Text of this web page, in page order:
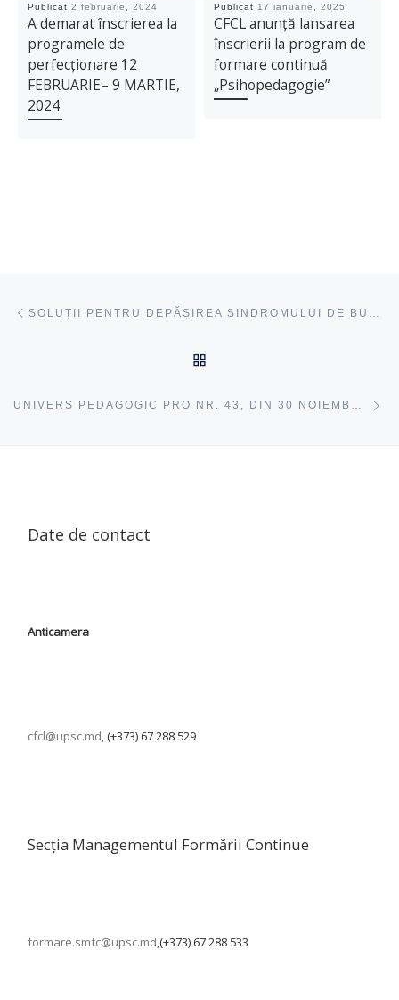
Publicat2 februarie, 2024
A demarat înscrierea la
programele de
perfecționare 12
FEBRUARIE– 9 MARTIE,
2024
Publicat 17 ianuarie, 2025
CFCL anunță lansarea
înscrierii la program de
formare continuă
„Psihopedagogie”
UNIVERS PEDAGOGIC PRO NR. 43, DIN 30 NOIEMBRIE, 2023,
Date de contact
Anticamera
cfcl@upsc.md, (+373) 67 288 529
Secția Managementul Formării Continue
formare.smfc@upsc.md ,(+373) 67 288 533